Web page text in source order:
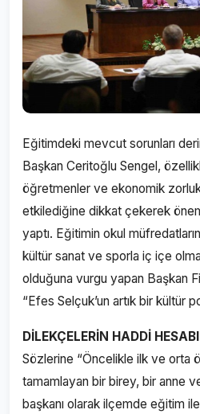
Eğitimdeki mevcut sorunları
Başkan Ceritoğlu Sengel,
öğretmenler ve ekonomik
etkilediğine dikkat çekerek
yaptı. Eğitimin okul
kültür sanat ve sporla iç içe
olduğuna vurgu yapan Başkan
“Efes Selçuk’un artık bir kültür
DİLEKÇELERİN HADDİ
Sözlerine “Öncelikle ilk ve orta
tamamlayan bir birey, bir anne
başkanı olarak ilçemde eğitim